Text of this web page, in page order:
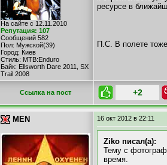
На сайте с 12.11.2010
Репутация: 107
Сообщений 582
Пол: Мужской(39)
Город: Киев
Стиль: MTB:Enduro
Байк: Ellsworth Dare 2011, SX
Trail 2008
ресурсе в
П.С. В полете
Cсылка на пост +2
MEN 16 окт 2012 в 22:11
Ziko писал(а):
Тему с
время.